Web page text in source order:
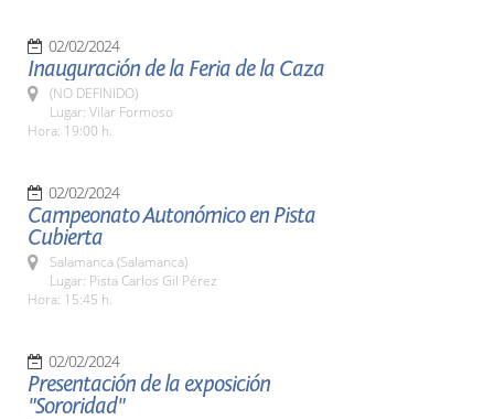
02/02/2024
Inauguración de la Feria de la Caza
(NO DEFINIDO)
Lugar: Vilar Formoso
Hora: 19:00 h.
02/02/2024
Campeonato Autonómico en Pista
Cubierta
Salamanca (Salamanca)
Lugar: Pista Carlos Gil Pérez
Hora: 15:45 h.
02/02/2024
Presentación de la exposición
"Sororidad"